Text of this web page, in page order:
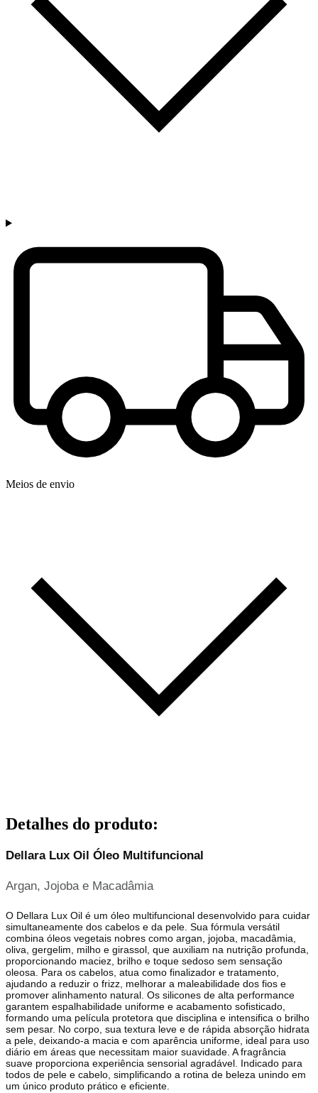
Meios de envio
Detalhes do produto:
Dellara Lux Oil Óleo Multifuncional
Argan, Jojoba e Macadâmia
O Dellara Lux Oil é um óleo multifuncional desenvolvido para cuidar
simultaneamente dos cabelos e da pele. Sua fórmula versátil
combina óleos vegetais nobres como argan, jojoba, macadâmia,
oliva, gergelim, milho e girassol, que auxiliam na nutrição profunda,
proporcionando maciez, brilho e toque sedoso sem sensação
oleosa. Para os cabelos, atua como finalizador e tratamento,
ajudando a reduzir o frizz, melhorar a maleabilidade dos fios e
promover alinhamento natural. Os silicones de alta performance
garantem espalhabilidade uniforme e acabamento sofisticado,
formando uma película protetora que disciplina e intensifica o brilho
sem pesar. No corpo, sua textura leve e de rápida absorção hidrata
a pele, deixando-a macia e com aparência uniforme, ideal para uso
diário em áreas que necessitam maior suavidade. A fragrância
suave proporciona experiência sensorial agradável. Indicado para
todos de pele e cabelo, simplificando a rotina de beleza unindo em
um único produto prático e eficiente.